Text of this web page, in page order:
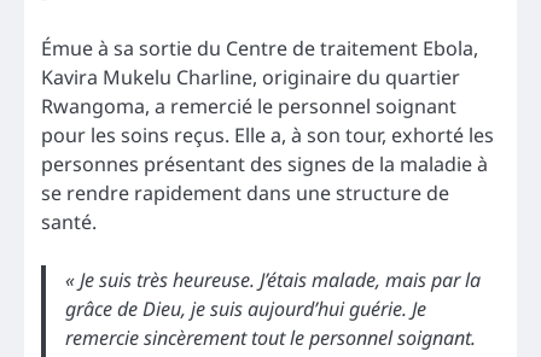
Émue à sa sortie du Centre de traitement Ebola,
Kavira Mukelu Charline, originaire du quartier
Rwangoma, a remercié le personnel soignant
pour les soins reçus. Elle a, à son tour, exhorté les
personnes présentant des signes de la maladie à
se rendre rapidement dans une structure de
santé.
« Je suis très heureuse. J’étais malade, mais par la
grâce de Dieu, je suis aujourd’hui guérie. Je
remercie sincèrement tout le personnel soignant.